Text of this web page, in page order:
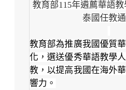
教育部115年遴薦華語
泰國任教
教育部為推廣我國優質
化，選送優秀華語教學
教，以提高我國在海外
響力。